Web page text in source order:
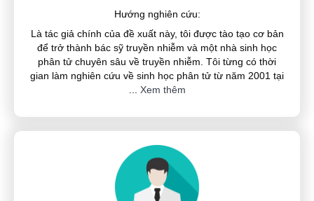
Hướng nghiên cứu:
Là tác giả chính của đề xuất này, tôi được tào tạo cơ bản
để trở thành bác sỹ truyền nhiễm và một nhà sinh học
phân tử chuyên sâu về truyền nhiễm. Tôi từng có thời
gian làm nghiên cứu về sinh học phân tử từ năm 2001 tại
Xem thêm